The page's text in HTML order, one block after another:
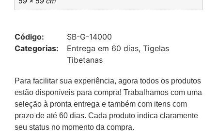
Código:
SB-G-14000
Categorias:
Entrega em 60 dias, Tigelas
Tibetanas
Para facilitar sua experiência, agora todos os produtos
estão disponíveis para compra! Trabalhamos com uma
seleção à pronta entrega e também com itens com
prazo de até 60 dias. Cada produto indica claramente
seu status no momento da compra.